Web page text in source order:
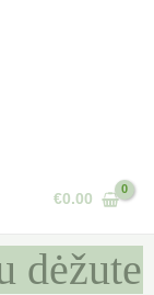
€0.00
dėžute